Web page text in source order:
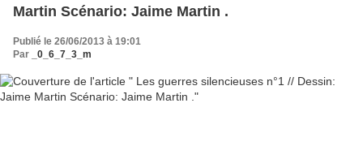
Martin Scénario: Jaime Martin .
Publié le 26/06/2013 à 19:01
Par
_0_6_7_3_m